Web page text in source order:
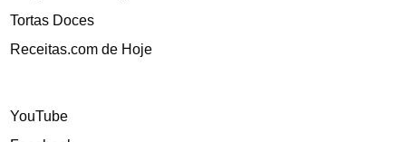
Tortas Doces
Receitas.com de Hoje
YouTube